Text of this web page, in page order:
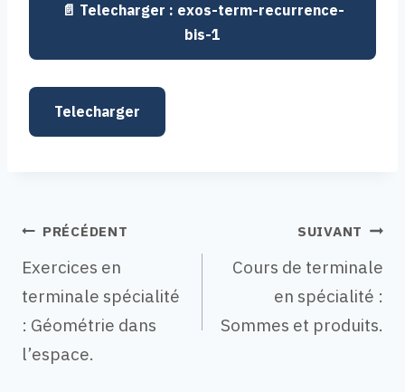
exos-term-recurrence-
bis-1
Telecharger
Navigation
de
PRÉCÉDENT
Exercices en
terminale spécialité
: Géométrie dans
l’espace.
SUIVANT
Cours de terminale
en spécialité :
Sommes et produits.